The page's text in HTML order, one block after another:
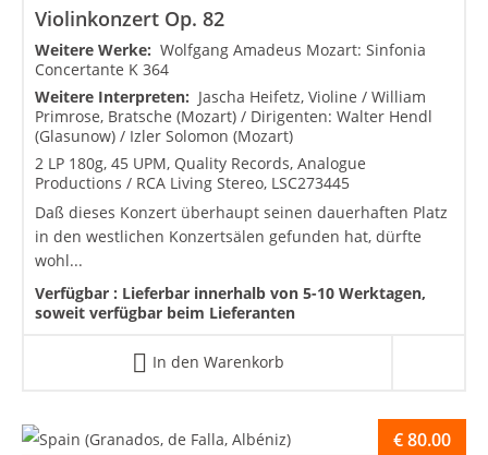
Violinkonzert Op. 82
Weitere Werke: Wolfgang Amadeus Mozart: Sinfonia
Concertante K 364
Weitere Interpreten: Jascha Heifetz, Violine / William
Primrose, Bratsche (Mozart) / Dirigenten: Walter Hendl
(Glasunow) / Izler Solomon (Mozart)
2 LP 180g, 45 UPM, Quality Records, Analogue
Productions / RCA Living Stereo, LSC273445
Daß dieses Konzert überhaupt seinen dauerhaften Platz
in den westlichen Konzertsälen gefunden hat, dürfte
wohl...
Verfügbar : Lieferbar innerhalb von 5-10 Werktagen,
soweit verfügbar beim Lieferanten
In den Warenkorb
€80.00